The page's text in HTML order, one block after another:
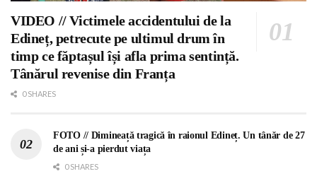
VIDEO // Victimele accidentului de la
Edineț, petrecute pe ultimul drum în
timp ce făptașul își afla prima sentință.
Tânărul revenise din Franța
0 SHARES
FOTO // Dimineață tragică în raionul Edineț. Un tânăr de 27
de ani și-a pierdut viața
0 SHARES